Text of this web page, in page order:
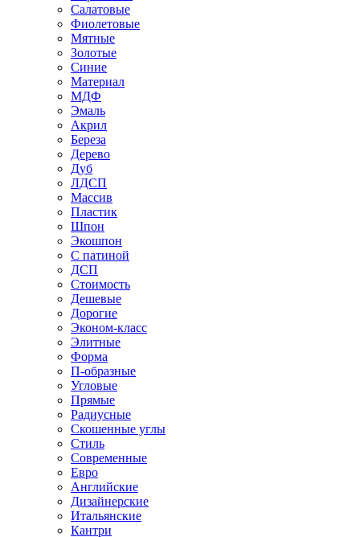
Салатовые
Фиолетовые
Мятные
Золотые
Синие
Материал
МДФ
Эмаль
Акрил
Береза
Дерево
Дуб
ЛДСП
Массив
Пластик
Шпон
Экошпон
С патиной
ДСП
Стоимость
Дешевые
Дорогие
Эконом-класс
Элитные
Форма
П-образные
Угловые
Прямые
Радиусные
Скошенные углы
Стиль
Современные
Евро
Английские
Дизайнерские
Итальянские
Кантри